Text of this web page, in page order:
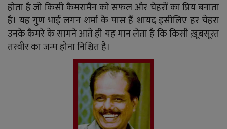
होता है जो किसी कैमरामैन को सफल और चेहरों का प्रिय बनाता
है। यह गुण भाई लगन शर्मा के पास हैं शायद इसीलिए हर चेहरा
उनके कैमरे के सामने आते ही यह मान लेता है कि किसी ख़ूबसूरत
तस्वीर का जन्म होना निश्चित है।